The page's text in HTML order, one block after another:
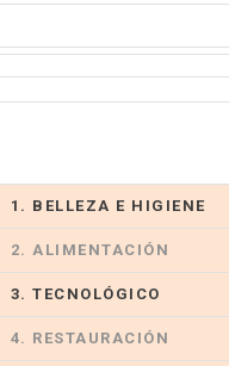
1. BELLEZA E HIGIENE
2. ALIMENTACIÓN
3. TECNOLÓGICO
4. RESTAURACIÓN